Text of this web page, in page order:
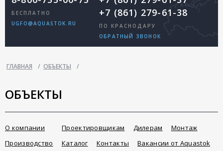
БЕСПЛАТНО
UGFO@AQUASTOK.RU
+7 (861) 279-61-38
ПО КРАСНОДАРУ
ОБРАТНЫЙ ЗВОНОК
ГЛАВНАЯ / ОБЪЕКТЫ /
ОБЪЕКТЫ
О компании Проектировщикам Дилерам
Монтаж
Производство
Каталог Контакты
Вакансии от Aquastok